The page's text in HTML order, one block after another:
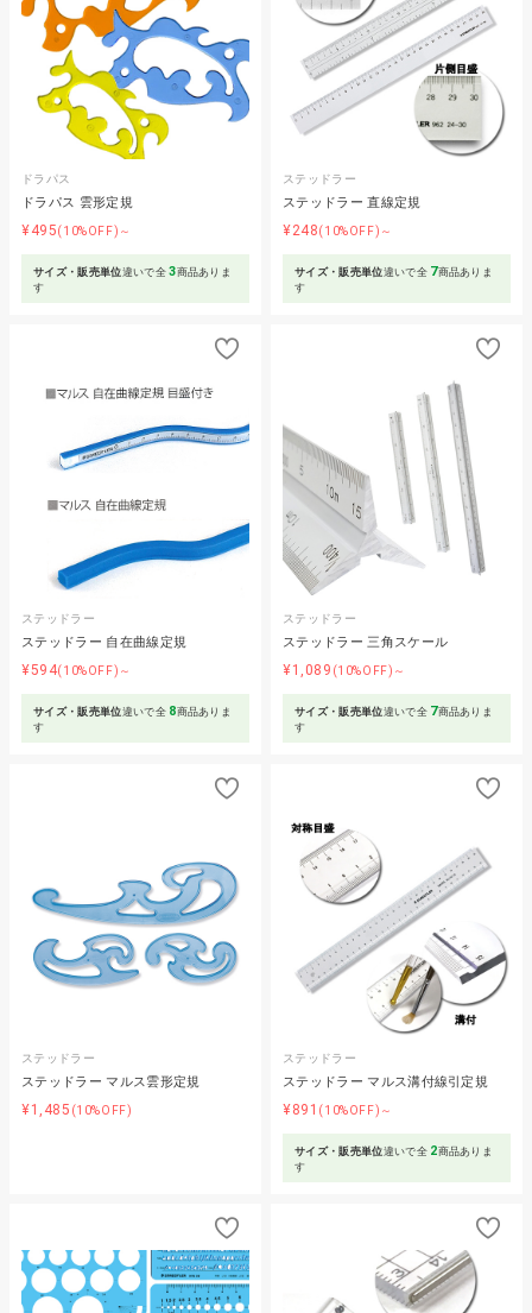
ドラパス
ドラパス 雲形定規
¥495(10%OFF)～
サイズ・販売単位違いで全3商品ありま
す
ステッドラー
ステッドラー 直線定規
¥248(10%OFF)～
サイズ・販売単位違いで全 7商品ありま
す
ステッドラー
ステッドラー 自在曲線定規
¥594(10%OFF)～
サイズ・販売単位違いで全 8商品ありま
す
ステッドラー
ステッドラー 三角スケール
¥1,089 (10%OFF)～
サイズ・販売単位違いで全 7商品ありま
す
ステッドラー
ステッドラー マルス雲形定規
¥1,485 (10%OFF)
ステッドラー
ステッドラー マルス溝付線引定規
¥891 (10%OFF)～
サイズ・販売単位違いで全 2商品ありま
す